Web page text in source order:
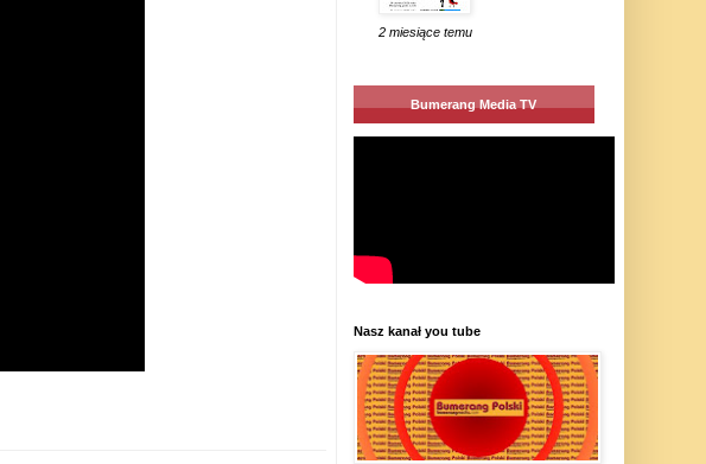
2 miesiące temu
Bumerang Media TV
Nasz kanał you tube